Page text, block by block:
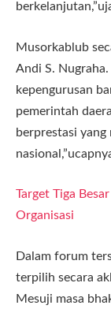
​Musorkablub
Andi S.
kepengurusan
pemerintah
berprestasi yang
Target Tiga
Organisasi
​Dalam forum
terpilih secara
Mesuji masa